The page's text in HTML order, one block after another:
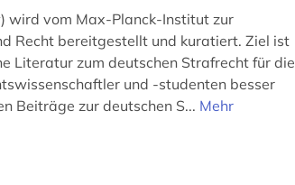
wird vom Max-Planck-Institut zur
Recht bereitgestellt und kuratiert. Ziel ist
Literatur zum deutschen Strafrecht für die
und -studenten besser
Beiträge zur deutschen S... Mehr